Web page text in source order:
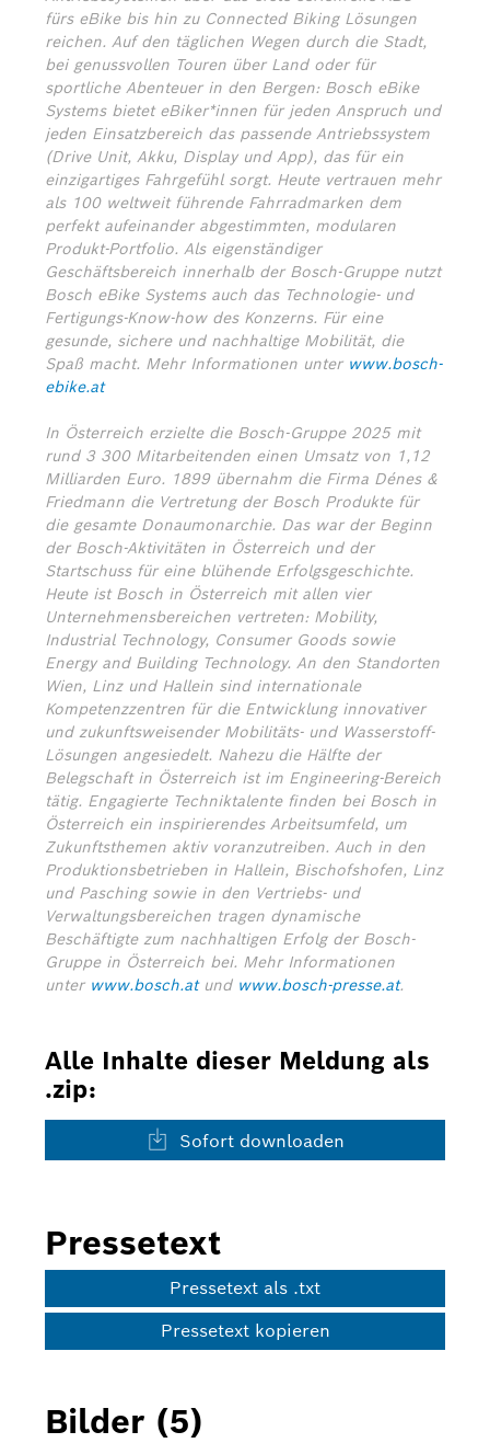
fürs eBike bis hin zu Connected Biking Lösungen
reichen. Auf den täglichen Wegen durch die Stadt,
bei genussvollen Touren über Land oder für
sportliche Abenteuer in den Bergen: Bosch eBike
Systems bietet eBiker*innen für jeden Anspruch und
jeden Einsatzbereich das passende Antriebssystem
(Drive Unit, Akku, Display und App), das für ein
einzigartiges Fahrgefühl sorgt. Heute vertrauen mehr
als 100 weltweit führende Fahrradmarken dem
perfekt aufeinander abgestimmten, modularen
Produkt-Portfolio. Als eigenständiger
Geschäftsbereich innerhalb der Bosch-Gruppe nutzt
Bosch eBike Systems auch das Technologie- und
Fertigungs-Know-how des Konzerns. Für eine
gesunde, sichere und nachhaltige Mobilität, die
Spaß macht. Mehr Informationen unter www.bosch-
ebike.at
In Österreich erzielte die Bosch-Gruppe 2025 mit
rund 3 300 Mitarbeitenden einen Umsatz von 1,12
Milliarden Euro. 1899 übernahm die Firma Dénes &
Friedmann die Vertretung der Bosch Produkte für
die gesamte Donaumonarchie. Das war der Beginn
der Bosch-Aktivitäten in Österreich und der
Startschuss für eine blühende Erfolgsgeschichte.
Heute ist Bosch in Österreich mit allen vier
Unternehmensbereichen vertreten: Mobility,
Industrial Technology, Consumer Goods sowie
Energy and Building Technology. An den Standorten
Wien, Linz und Hallein sind internationale
Kompetenzzentren für die Entwicklung innovativer
und zukunftsweisender Mobilitäts- und Wasserstoff-
Lösungen angesiedelt. Nahezu die Hälfte der
Belegschaft in Österreich ist im Engineering-Bereich
tätig. Engagierte Techniktalente finden bei Bosch in
Österreich ein inspirierendes Arbeitsumfeld, um
Zukunftsthemen aktiv voranzutreiben. Auch in den
Produktionsbetrieben in Hallein, Bischofshofen, Linz
und Pasching sowie in den Vertriebs- und
Verwaltungsbereichen tragen dynamische
Beschäftigte zum nachhaltigen Erfolg der Bosch-
Gruppe in Österreich bei. Mehr Informationen
unter www.bosch.atund www.bosch-presse.at.
Alle Inhalte dieser Meldung als
.zip:
Sofort downloaden
Pressetext
Pressetext als .txt
Pressetext kopieren
Bilder (5)